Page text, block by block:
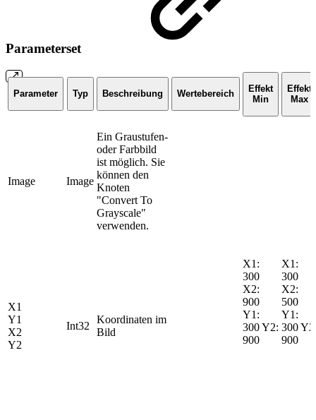
Parameterset
Parameter Typ Beschreibung Wertebereich
Effekt
Min
Effekt
Max
Image Image
Ein Graustufen-
oder Farbbild
ist möglich. Sie
können den
Knoten
"Convert To
Grayscale"
verwenden.
X1
Y1
X2
Y2
Int32
Koordinaten im
Bild
X1:
300
X2:
900
Y1:
300 Y2:
900
X1:
300
X2:
500
Y1:
300
900